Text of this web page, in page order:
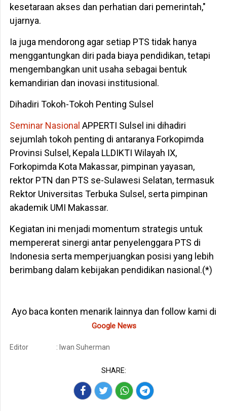
kesetaraan akses dan perhatian dari pemerintah,"
ujarnya.
Ia juga mendorong agar setiap PTS tidak hanya
menggantungkan diri pada biaya pendidikan, tetapi
mengembangkan unit usaha sebagai bentuk
kemandirian dan inovasi institusional.
Dihadiri Tokoh-Tokoh Penting Sulsel
Seminar Nasional APPERTI Sulsel ini dihadiri
sejumlah tokoh penting di antaranya Forkopimda
Provinsi Sulsel, Kepala LLDIKTI Wilayah IX,
Forkopimda Kota Makassar, pimpinan yayasan,
rektor PTN dan PTS se-Sulawesi Selatan, termasuk
Rektor Universitas Terbuka Sulsel, serta pimpinan
akademik UMI Makassar.
Kegiatan ini menjadi momentum strategis untuk
mempererat sinergi antar penyelenggara PTS di
Indonesia serta memperjuangkan posisi yang lebih
berimbang dalam kebijakan pendidikan nasional.(*)
Ayo baca konten menarik lainnya dan follow kami di
Google News
Editor : Iwan Suherman
SHARE: